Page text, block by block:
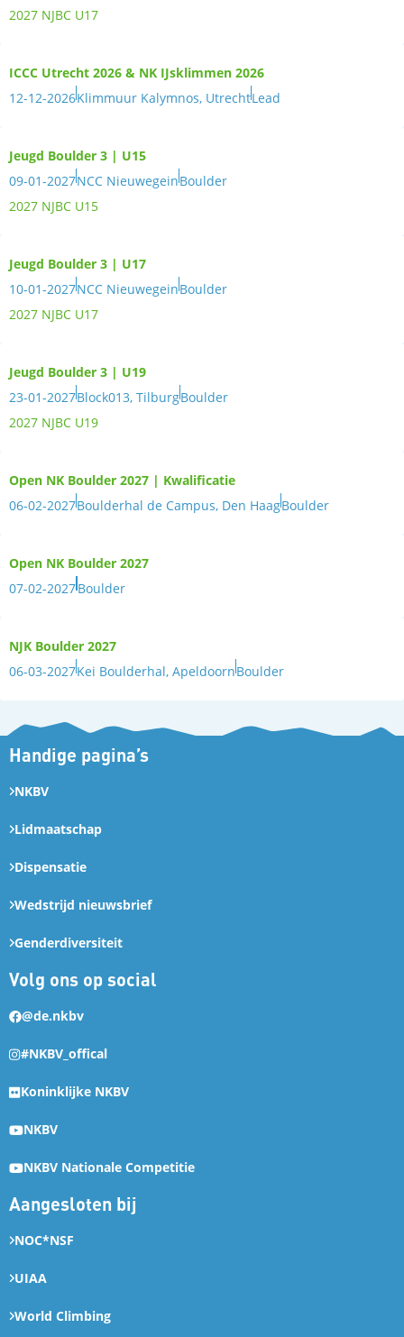
2027 NJBC U17
ICCC Utrecht 2026 & NK IJsklimmen 2026
12-12-2026Klimmuur Kalymnos, UtrechtLead
Jeugd Boulder 3 | U15
09-01-2027NCC NieuwegeinBoulder
2027 NJBC U15
Jeugd Boulder 3 | U17
10-01-2027NCC NieuwegeinBoulder
2027 NJBC U17
Jeugd Boulder 3 | U19
23-01-2027Block013, TilburgBoulder
2027 NJBC U19
Open NK Boulder 2027 | Kwalificatie
06-02-2027Boulderhal de Campus, Den HaagBoulder
Open NK Boulder 2027
07-02-2027Boulder
NJK Boulder 2027
06-03-2027Kei Boulderhal, ApeldoornBoulder
Handige pagina’s
NKBV
Lidmaatschap
Dispensatie
Wedstrijd nieuwsbrief
Genderdiversiteit
Volg ons op social
@de.nkbv
#NKBV_offical
Koninklijke NKBV
NKBV
NKBV Nationale Competitie
Aangesloten bij
NOC*NSF
UIAA
World Climbing